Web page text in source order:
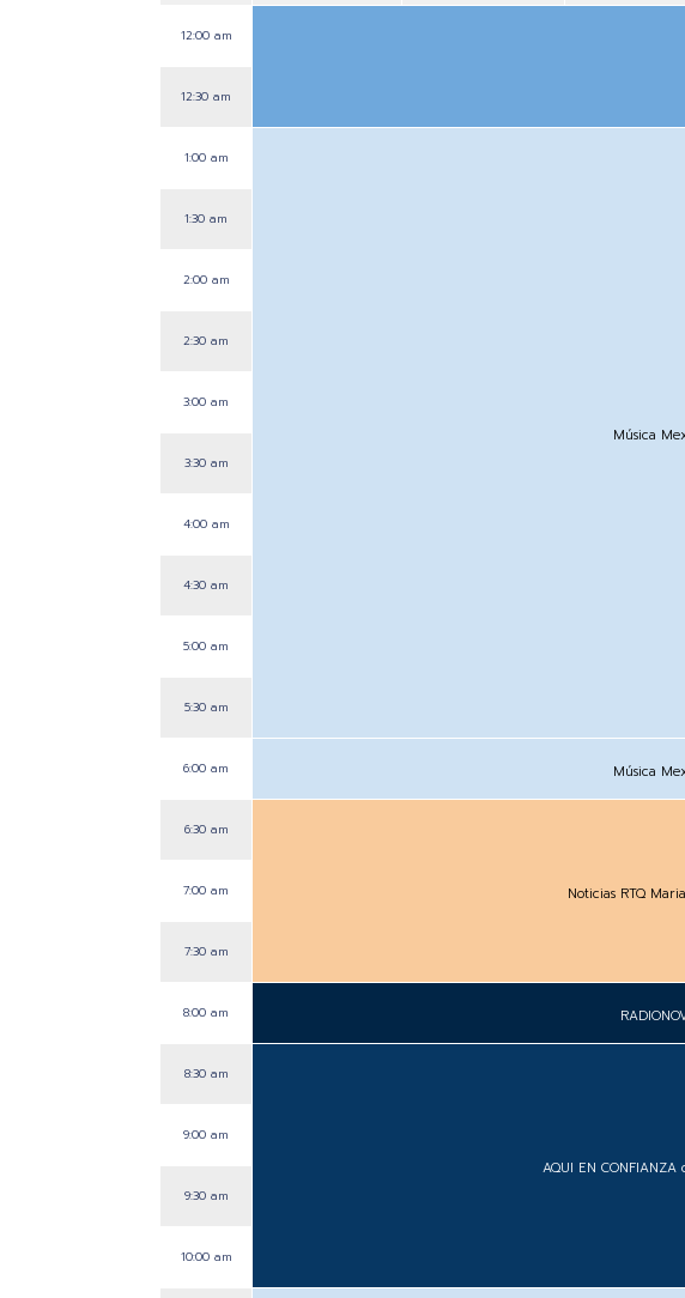
12:00 am
12:30 am
1:00 am
Música
1:30 am
2:00 am
2:30 am
3:00 am
3:30 am
4:00 am
4:30 am
5:00 am
5:30 am
6:00 am Música
6:30 am
Noticias RTQ
7:00 am
7:30 am
8:00 am
8:30 am
AQUI EN
9:00 am
9:30 am
10:00 am